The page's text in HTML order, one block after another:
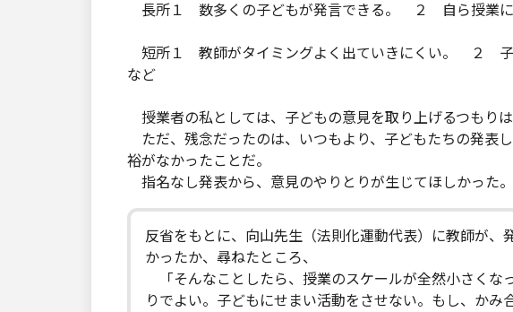
長所１ 数多くの子どもが発言できる。 ２ 自ら授業に
短所１ 教師がタイミングよく出ていきにくい。 ２ 子
など
授業者の私としては、子どもの意見を取り上げるつもりは
ただ、残念だったのは、いつもより、子どもたちの発表
裕がなかったことだ。
指名なし発表から、意見のやりとりが生じてほしかった。
反省をもとに、向山先生（法則化運動代表）に教師が、
かったか、尋ねたところ、
「そんなことしたら、授業のスケールが全然小さくな
りでよい。子どもにせまい活動をさせない。もし、かみ